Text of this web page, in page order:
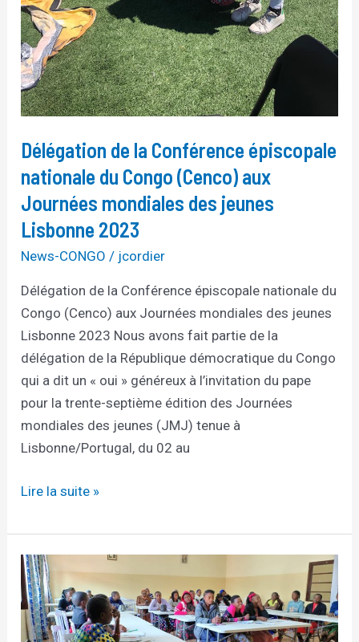
Délégation de la Conférence épiscopale
nationale du Congo (Cenco) aux
Journées mondiales des jeunes
Lisbonne 2023
News-CONGO / jcordier
Délégation de la Conférence épiscopale nationale du
Congo (Cenco) aux Journées mondiales des jeunes
Lisbonne 2023 Nous avons fait partie de la
délégation de la République démocratique du Congo
qui a dit un « oui » généreux à l’invitation du pape
pour la trente-septième édition des Journées
mondiales des jeunes (JMJ) tenue à
Lisbonne/Portugal, du 02 au
Lisbonne
2023
Lire la suite »
Session
des
aspirantes